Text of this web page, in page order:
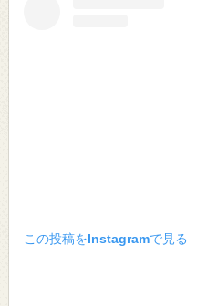
この投稿をInstagramで見る